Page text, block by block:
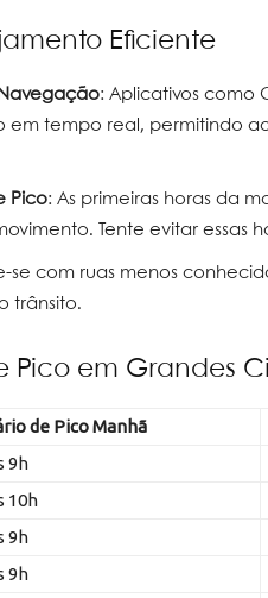
Eficiente
: Aplicativos como
em tempo real, permitindo
Pico: As primeiras horas da
Tente evitar essas
se com ruas menos
trânsito.
Pico em Grandes
de Pico Manhã
9h
10h
9h
9h